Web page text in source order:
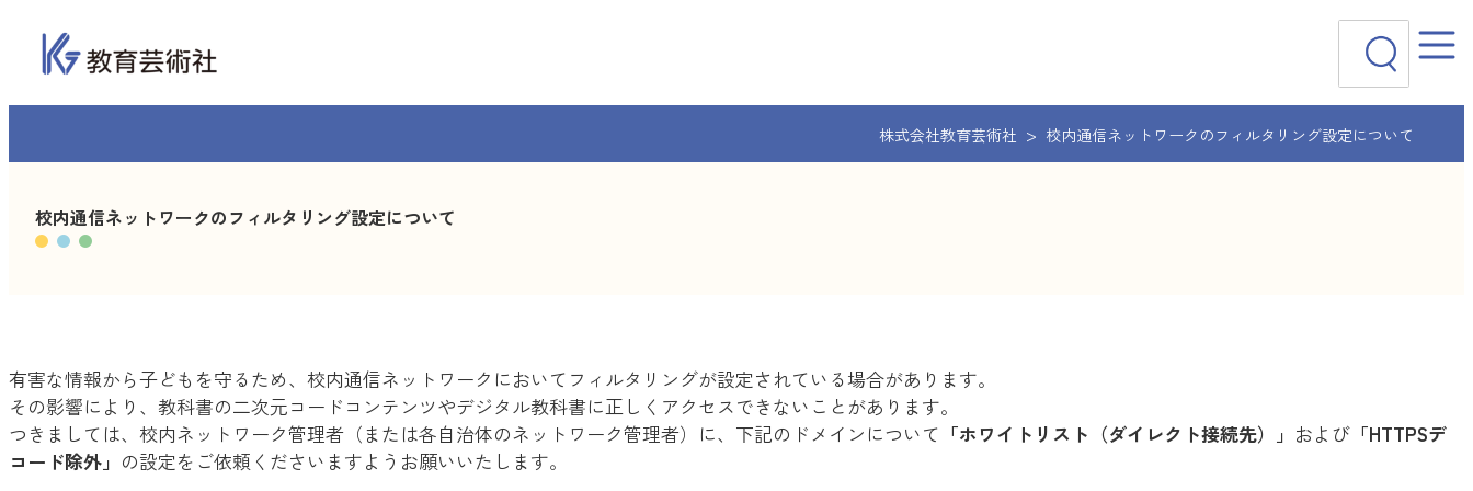
ス
株式会社教育芸術社 校内通信ネットワークのフィルタリング設定について
校内通信ネットワークのフィルタリング設定について
有害な情報から子どもを守るため、校内通信ネットワークにおいてフィルタリングが設定されている場合があります。
その影響により、教科書の二次元コードコンテンツやデジタル教科書に正しくアクセスできないことがあります。
つきましては、校内ネットワーク管理者（または各自治体のネットワーク管理者）に、下記のドメインについて 「ホワイトリスト（ダイレクト接続先）」 および 「HTTPSデ
コード除外」 の設定をご依頼くださいますようお願いいたします。